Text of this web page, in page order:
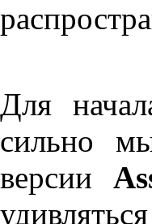
Для
сильно
версии